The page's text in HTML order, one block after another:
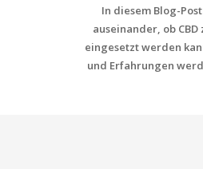
In diesem Blog-
auseinander, ob
eingesetzt werden
und Erfahrungen